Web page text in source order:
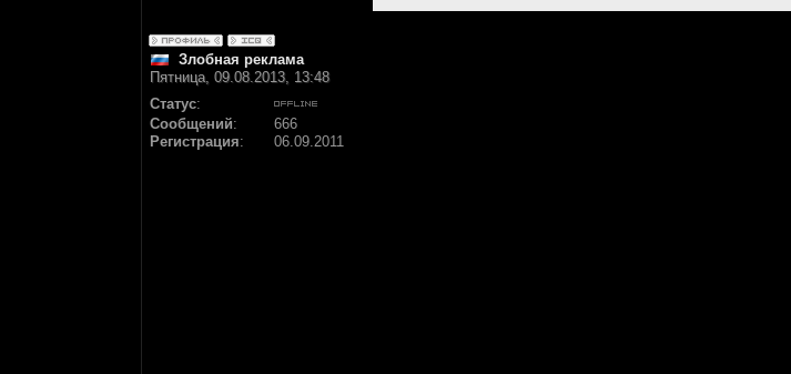
Злобная реклама
Пятница, 09.08.2013, 13:48
Статус:
Сообщений:
666
Регистрация: 06.09.2011